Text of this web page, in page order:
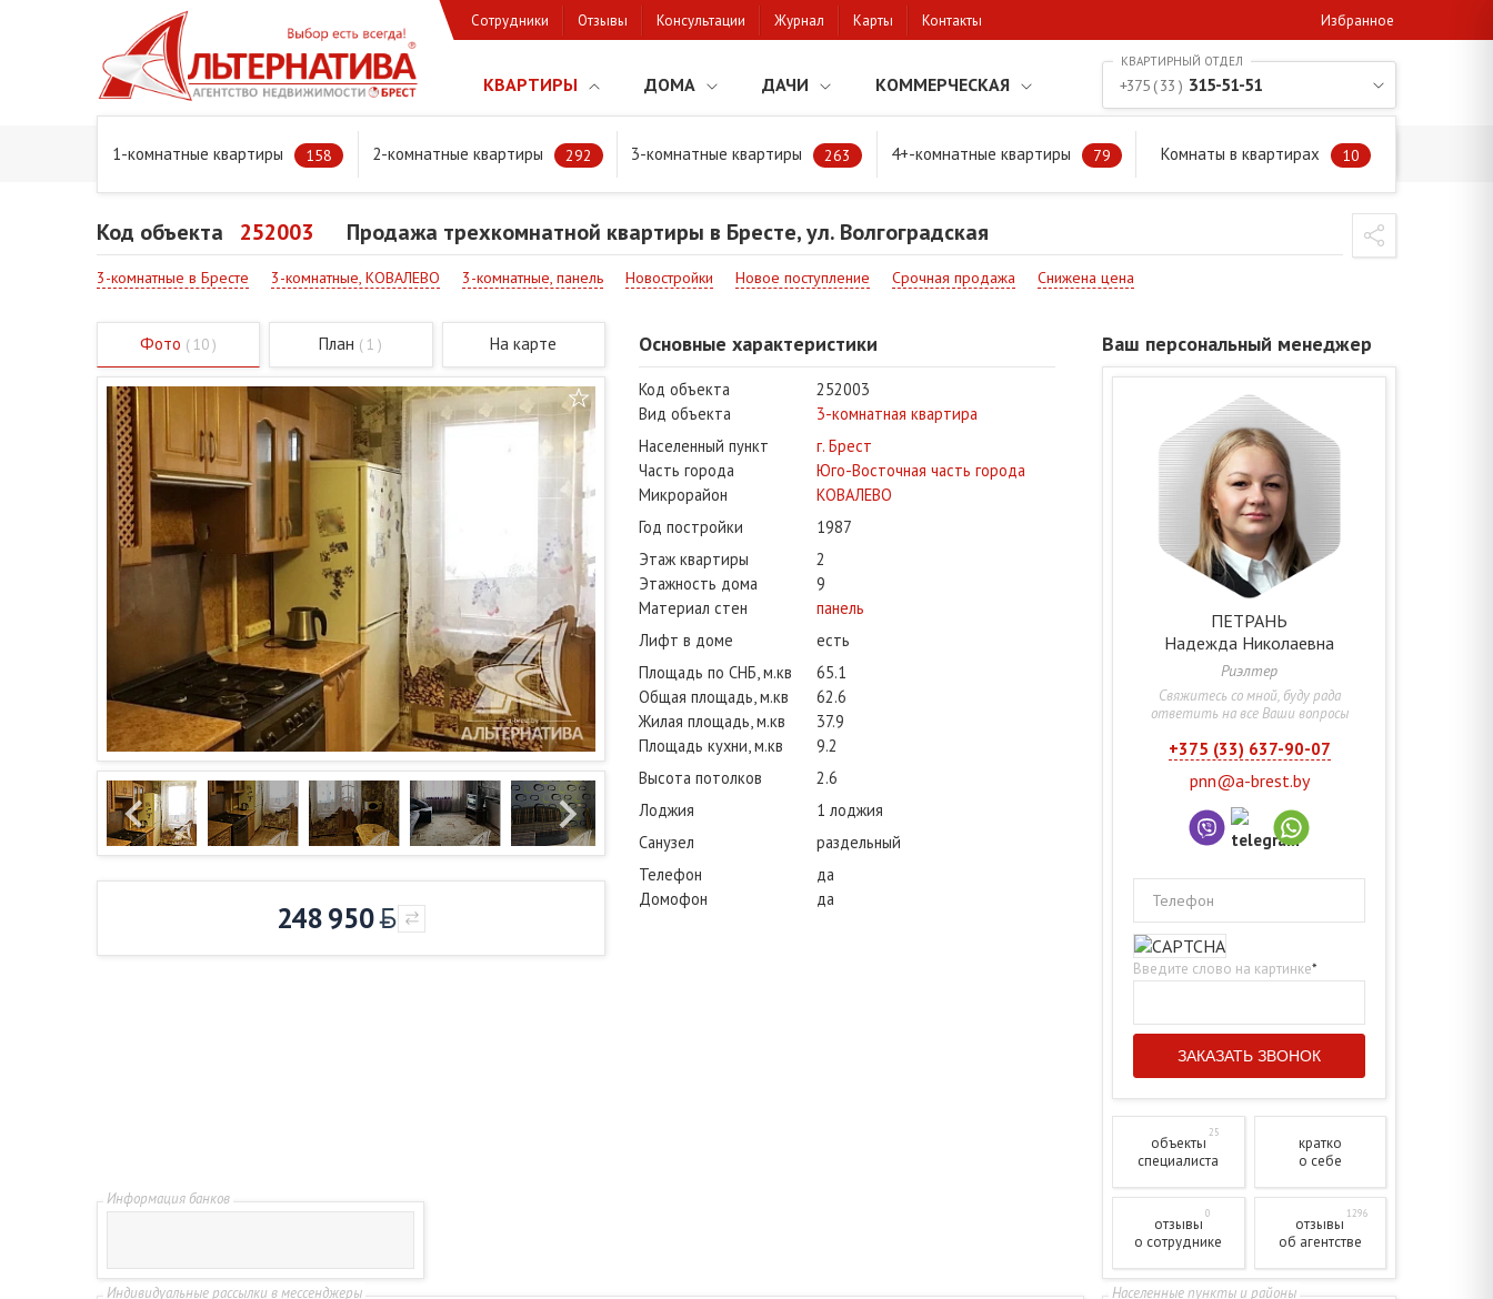
Сотрудники Отзывы Консультации Журнал Карты Контакты Избранное
КВАРТИРЫ ДОМА ДАЧИ КОММЕРЧЕСКАЯ
1-комнатные квартиры 158 2-комнатные квартиры 292 3-комнатные квартиры 263 4+-комнатные квартиры 79 Комнаты в квартирах 10
+375 ( 33 ) 315-51-51
Главная Предложения Квартиры Продажа трехкомнатной квартиры в Бресте, ул. Волгоградская
Код объекта 252003 Продажа трехкомнатной квартиры в Бресте, ул. Волгоградская
3-комнатные в Бресте 3-комнатные, КОВАЛЕВО 3-комнатные, панель Новостройки Новое поступление Срочная продажа Снижена цена
Фото ( 10 ) План ( 1 ) На карте
248 950
Основные характеристики
Код объекта
252003
Вид объекта
3-комнатная квартира
Населенный пункт
г. Брест
Часть города
Юго-Восточная часть города
Микрорайон
КОВАЛЕВО
Год постройки
1987
Этаж квартиры
2
Этажность дома
9
Материал стен
панель
Лифт в доме
есть
Площадь по СНБ, м.кв
65.1
Общая площадь, м.кв
62.6
Жилая площадь, м.кв
37.9
Площадь кухни, м.кв
9.2
Высота потолков
2.6
Лоджия
1 лоджия
Санузел
раздельный
Телефон
да
Домофон
да
Ваш персональный менеджер
ПЕТРАНЬ
Надежда Николаевна
Риэлтер
Свяжитесь со мной, буду рада
ответить на все Ваши вопросы
+375 (33) 637-90-07
pnn@a-brest.by
Телефон
Введите слово на картинке*
объекты
25
специалиста
кратко
о себе
отзывы
0
о сотруднике
отзывы
1296
об агентстве